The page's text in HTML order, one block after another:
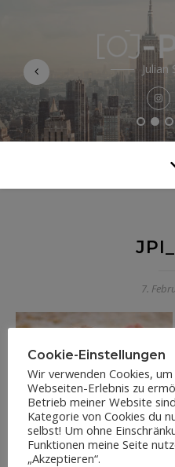
Julian
7.
Cookie-Einstellungen
Wir verwenden Cookies,
Webseiten-Erlebnis zu
Betrieb meiner Website
Kategorie von Cookies du
selbst! Um ohne
Funktionen meine Seite
„Akzeptieren“.